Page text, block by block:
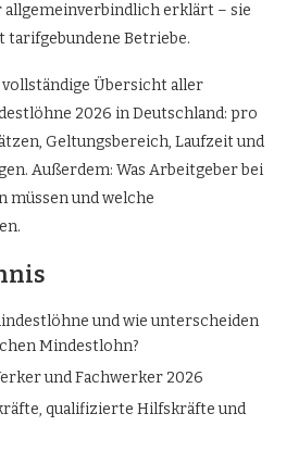
erklärt – sie
tarifgebundene Betriebe.
Übersicht aller
2026 in Deutschland: pro
Geltungsbereich, Laufzeit und
Außerdem: Was Arbeitgeber bei
müssen und welche
und wie unterscheiden
Mindestlohn?
und Fachwerker 2026
qualifizierte Hilfskräfte und